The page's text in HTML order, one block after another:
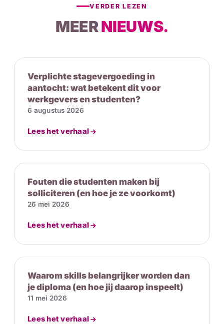
VERDER LEZEN
MEERNIEUWS.
Verplichte stagevergoeding in
aantocht: wat betekent dit voor
werkgevers en studenten?
6 augustus 2026
Lees het verhaal
Fouten die studenten maken bij
solliciteren (en hoe je ze voorkomt)
26 mei 2026
Lees het verhaal
Waarom skills belangrijker worden dan
je diploma (en hoe jij daarop inspeelt)
11 mei 2026
Lees het verhaal